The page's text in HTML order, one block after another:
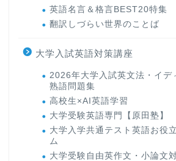
英語名言＆格言BEST20特集
翻訳しづらい世界のことば
大学入試英語対策講座
2026年大学入試英文法・イデ
熟語問題集
高校生×AI英語学習
大学受験英語専門【原田塾】
大学入学共通テスト英語お役
ム
大学受験自由英作文・小論文